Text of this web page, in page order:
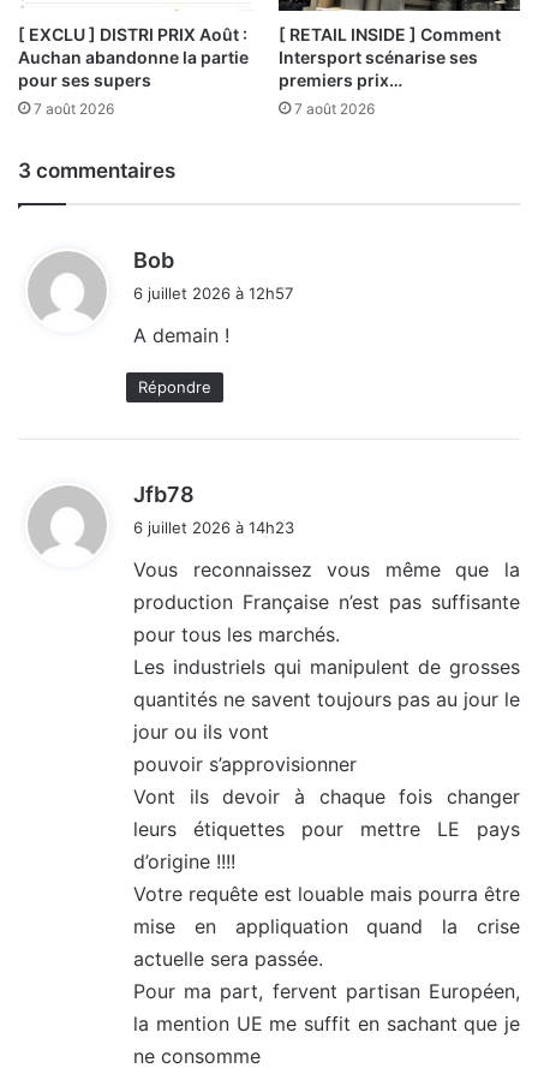
[ EXCLU ] DISTRI PRIX Août :
Auchan abandonne la partie
pour ses supers
7 août 2026
[ RETAIL INSIDE ] Comment
Intersport scénarise ses
premiers prix…
7 août 2026
3 commentaires
Bob
6 juillet 2026 à 12h57
A demain !
Répondre
Jfb78
:
6 juillet 2026 à 14h23
Vous reconnaissez vous même que la
production Française n’est pas suffisante
pour tous les marchés.
Les industriels qui manipulent de grosses
quantités ne savent toujours pas au jour le
jour ou ils vont
pouvoir s’approvisionner
Vont ils devoir à chaque fois changer
leurs étiquettes pour mettre LE pays
d’origine !!!!
Votre requête est louable mais pourra être
mise en appliquation quand la crise
actuelle sera passée.
Pour ma part, fervent partisan Européen,
la mention UE me suffit en sachant que je
ne consomme